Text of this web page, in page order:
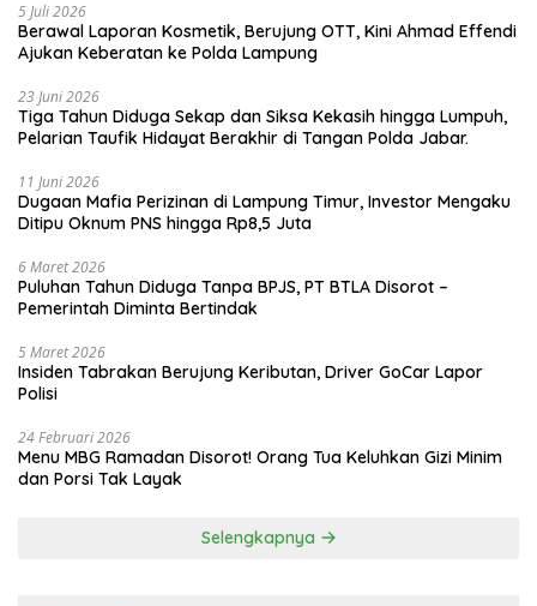
5 Juli 2026
Berawal Laporan Kosmetik, Berujung OTT, Kini Ahmad Effendi
Ajukan Keberatan ke Polda Lampung
23 Juni 2026
Tiga Tahun Diduga Sekap dan Siksa Kekasih hingga Lumpuh,
Pelarian Taufik Hidayat Berakhir di Tangan Polda Jabar.
11 Juni 2026
Dugaan Mafia Perizinan di Lampung Timur, Investor Mengaku
Ditipu Oknum PNS hingga Rp8,5 Juta
6 Maret 2026
Puluhan Tahun Diduga Tanpa BPJS, PT BTLA Disorot –
Pemerintah Diminta Bertindak
5 Maret 2026
Insiden Tabrakan Berujung Keributan, Driver GoCar Lapor
Polisi
24 Februari 2026
Menu MBG Ramadan Disorot! Orang Tua Keluhkan Gizi Minim
dan Porsi Tak Layak
Selengkapnya